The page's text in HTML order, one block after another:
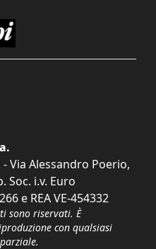
Via Alessandro Poerio,
Soc. i.v. Euro
e REA VE-454332
sono riservati. È
con qualsiasi